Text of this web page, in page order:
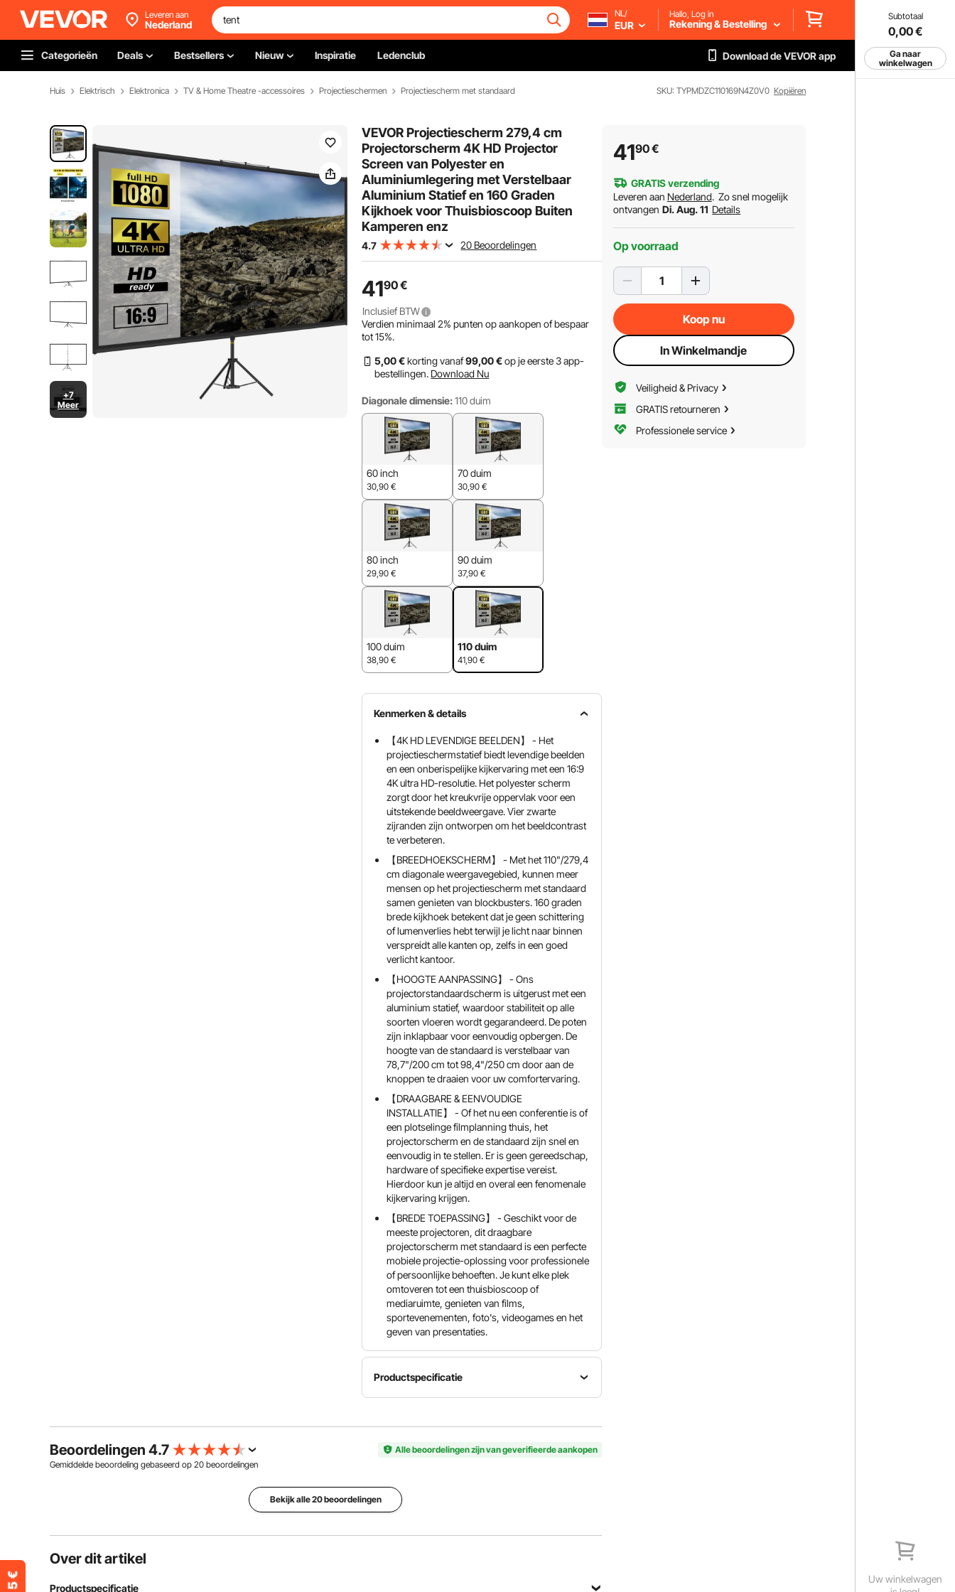
Subtotaal
0,00€
Ga naar
winkelwagen
Uw winkelwagen
Leveren aan
Nederland
NL/
EUR
Hallo, Log in
Rekening & Bestelling
Categorieën Deals Bestsellers Nieuw Inspiratie Ledenclub Download de VEVOR app
Huis Elektrisch Elektronica TV & Home Theatre -accessoires Projectieschermen Projectiescherm met standaard SKU: TYPMDZC110169N4Z0V0 Kopiëren
+7
Meer
VEVOR Projectiescherm 279,4 cm
Projectorscherm 4K HD Projector
Screen van Polyester en
Aluminiumlegering met Verstelbaar
Aluminium Statief en 160 Graden
Kijkhoek voor Thuisbioscoop Buiten
Kamperen enz
4.7 20 Beoordelingen
4190€
Inclusief BTW
Verdien minimaal2% punten op aankopen of bespaar
tot15%.
5,00 €korting vanaf99,00 €op je eerste 3 app-
bestellingen. Download Nu
Diagonale dimensie: 110 duim
60 inch
30,90 €
70 duim
30,90 €
80 inch
29,90 €
90 duim
37,90 €
100 duim
38,90 €
110 duim
41,90 €
Kenmerken & details
【4K HD LEVENDIGE BEELDEN】 - Het
projectieschermstatief biedt levendige beelden
en een onberispelijke kijkervaring met een 16:9
4K ultra HD-resolutie. Het polyester scherm
zorgt door het kreukvrije oppervlak voor een
uitstekende beeldweergave. Vier zwarte
zijranden zijn ontworpen om het beeldcontrast
te verbeteren.
【BREEDHOEKSCHERM】 - Met het 110"/279,4
cm diagonale weergavegebied, kunnen meer
mensen op het projectiescherm met standaard
samen genieten van blockbusters. 160 graden
brede kijkhoek betekent dat je geen schittering
of lumenverlies hebt terwijl je licht naar binnen
verspreidt alle kanten op, zelfs in een goed
verlicht kantoor.
【HOOGTE AANPASSING】 - Ons
projectorstandaardscherm is uitgerust met een
aluminium statief, waardoor stabiliteit op alle
soorten vloeren wordt gegarandeerd. De poten
zijn inklapbaar voor eenvoudig opbergen. De
hoogte van de standaard is verstelbaar van
78,7"/200 cm tot 98,4"/250 cm door aan de
knoppen te draaien voor uw comfortervaring.
【DRAAGBARE & EENVOUDIGE
INSTALLATIE】 - Of het nu een conferentie is of
een plotselinge filmplanning thuis, het
projectorscherm en de standaard zijn snel en
eenvoudig in te stellen. Er is geen gereedschap,
hardware of specifieke expertise vereist.
Hierdoor kun je altijd en overal een fenomenale
kijkervaring krijgen.
【BREDE TOEPASSING】 - Geschikt voor de
meeste projectoren, dit draagbare
projectorscherm met standaard is een perfecte
mobiele projectie-oplossing voor professionele
of persoonlijke behoeften. Je kunt elke plek
omtoveren tot een thuisbioscoop of
mediaruimte, genieten van films,
sportevenementen, foto's, videogames en het
geven van presentaties.
Productspecificatie
DM-ABS-
Aluminiu
110"/279,4
cm
Bekijk alle specificaties
Beoordelingen 4.7
Alle beoordelingen zijn van geverifieerde aankopen
Gemiddelde beoordeling gebaseerd op 20 beoordelingen
Bekijk alle 20 beoordelingen
Over dit artikel
Productspecificatie
4190€
GRATIS verzending
Leveren aan Nederland. Zo snel mogelijk
ontvangen Di. Aug. 11 Details
Op voorraad
Koop nu
In Winkelmandje
Veiligheid & Privacy
GRATIS retourneren
Professionele service